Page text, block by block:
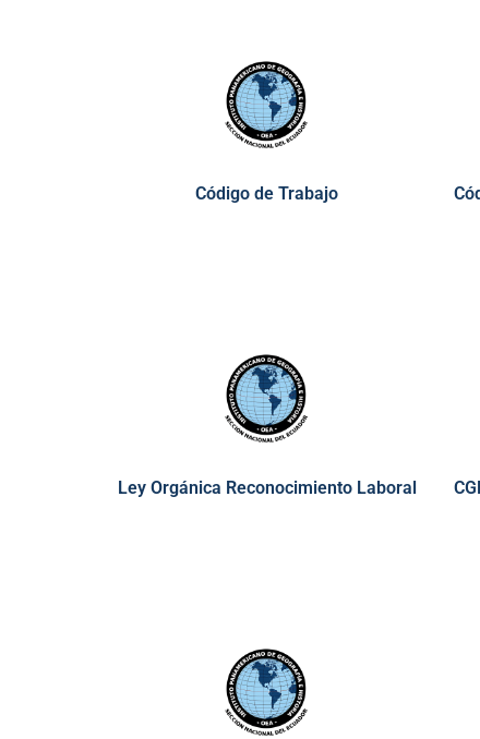
Código de Trabajo
Ley Orgánica Reconocimiento Laboral